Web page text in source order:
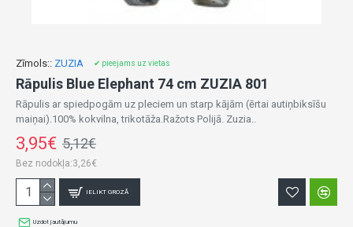
Zīmols:: ZUZIA ✔ pieejams uz vietas
Rāpulis Blue Elephant 74 cm ZUZIA 801
Rāpulis ar spiedpogām uz pleciem un starp kājām (ērtai autiņbiksīšu
maiņai).100% kokvilna, trikotāža.Ražots Polijā. Zuzia..
3,95€ 5,12€
Bez nodokļa:3,26€
IELIKT GROZĀ
Uzdot jautājumu